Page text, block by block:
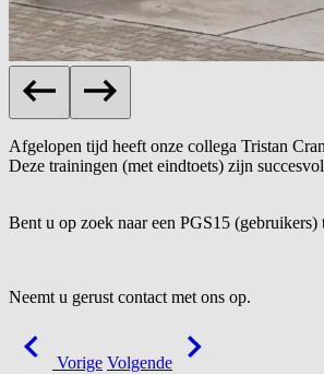
Afgelopen tijd heeft onze collega Tristan
Deze trainingen (met eindtoets) zijn
Bent u op zoek naar een PGS15 (gebruikers)
Neemt u gerust contact met ons op.
Vorige Volgende